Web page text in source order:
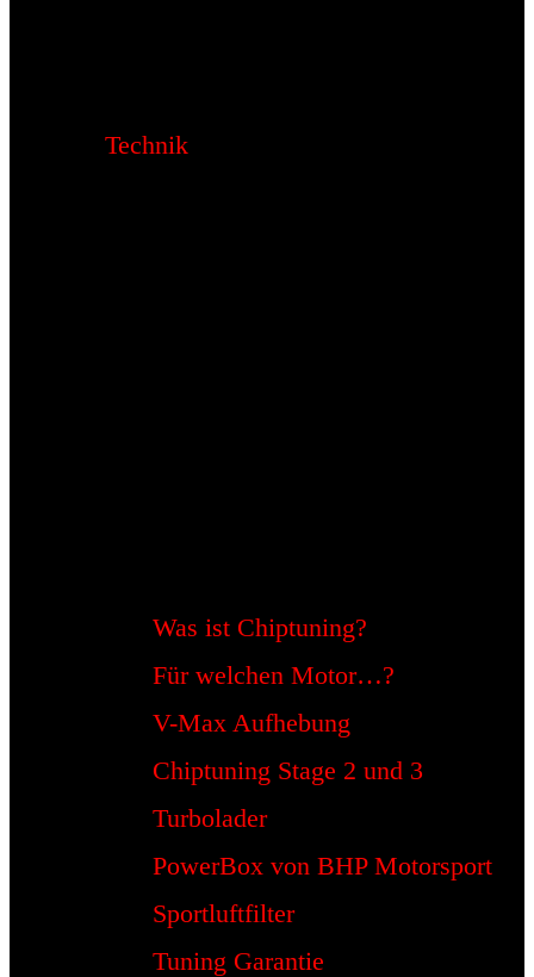
Technik
Was ist Chiptuning?
Für welchen Motor…?
V-Max Aufhebung
Chiptuning Stage 2 und 3
Turbolader
PowerBox von BHP Motorsport
Sportluftfilter
Tuning Garantie